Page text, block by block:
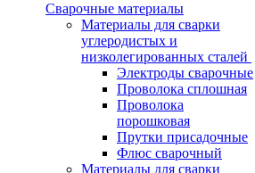
Сварочные материалы
Материалы для сварки
углеродистых и
низколегированных сталей
Электроды сварочные
Проволока сплошная
Проволока
порошковая
Прутки присадочные
Флюс сварочный
Материалы для сварки